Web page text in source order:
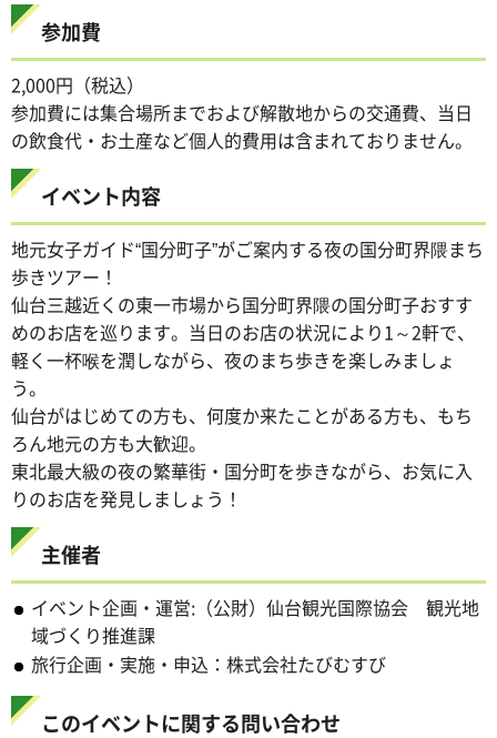
参加費
2,000円（税込）
参加費には集合場所までおよび解散地からの交通費、当日
の飲食代・お土産など個人的費用は含まれておりません。
イベント内容
地元女子ガイド“国分町子”がご案内する夜の国分町界隈まち
歩きツアー！
仙台三越近くの東一市場から国分町界隈の国分町子おすす
めのお店を巡ります。当日のお店の状況により1～2軒で、
軽く一杯喉を潤しながら、夜のまち歩きを楽しみましょ
う。
仙台がはじめての方も、何度か来たことがある方も、もち
ろん地元の方も大歓迎。
東北最大級の夜の繁華街・国分町を歩きながら、お気に入
りのお店を発見しましょう！
主催者
イベント企画・運営:（公財）仙台観光国際協会 観光地
域づくり推進課
旅行企画・実施・申込：株式会社たびむすび
このイベントに関する問い合わせ